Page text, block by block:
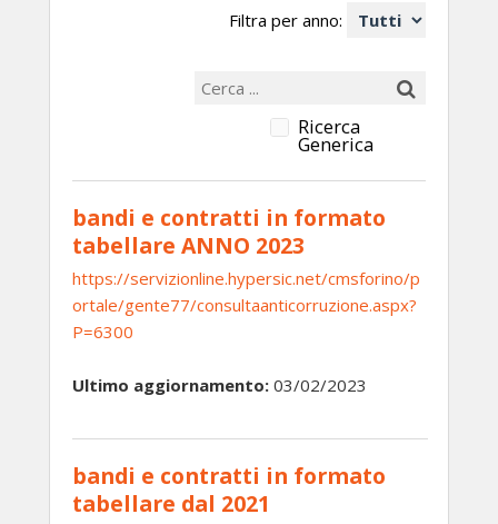
Filtra per anno:
Ricerca
Generica
bandi e contratti in formato
tabellare ANNO 2023
https://servizionline.hypersic.net/cmsforino/p
ortale/gente77/consultaanticorruzione.aspx?
P=6300
Ultimo aggiornamento: 03/02/2023
bandi e contratti in formato
tabellare dal 2021